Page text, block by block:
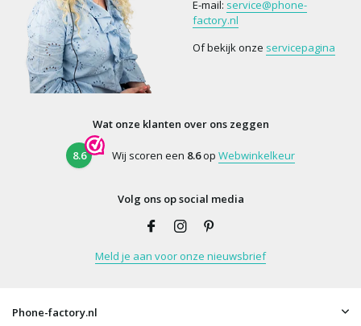
E-mail: service@phone-
factory.nl
Of bekijk onze servicepagina
Wat onze klanten over ons zeggen
8.6 Wij scoren een 8.6op Webwinkelkeur
Volg ons op social media
Meld je aan voor onze nieuwsbrief
Phone-factory.nl